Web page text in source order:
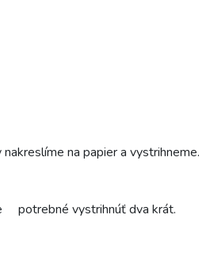
na papier a vystrihneme.
potrebné vystrihnúť dva krát.